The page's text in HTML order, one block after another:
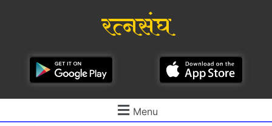
रत्नसंघ
Menu